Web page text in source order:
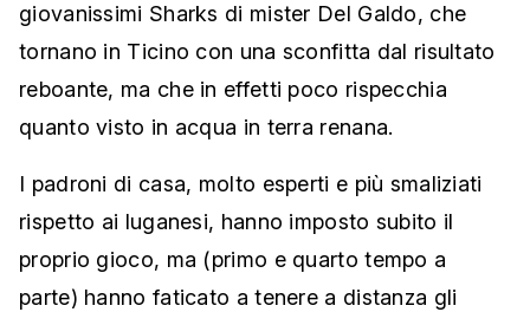
giovanissimi Sharks di mister Del Galdo, che
tornano in Ticino con una sconfitta dal risultato
reboante, ma che in effetti poco rispecchia
quanto visto in acqua in terra renana.
I padroni di casa, molto esperti e più smaliziati
rispetto ai luganesi, hanno imposto subito il
proprio gioco, ma (primo e quarto tempo a
parte) hanno faticato a tenere a distanza gli